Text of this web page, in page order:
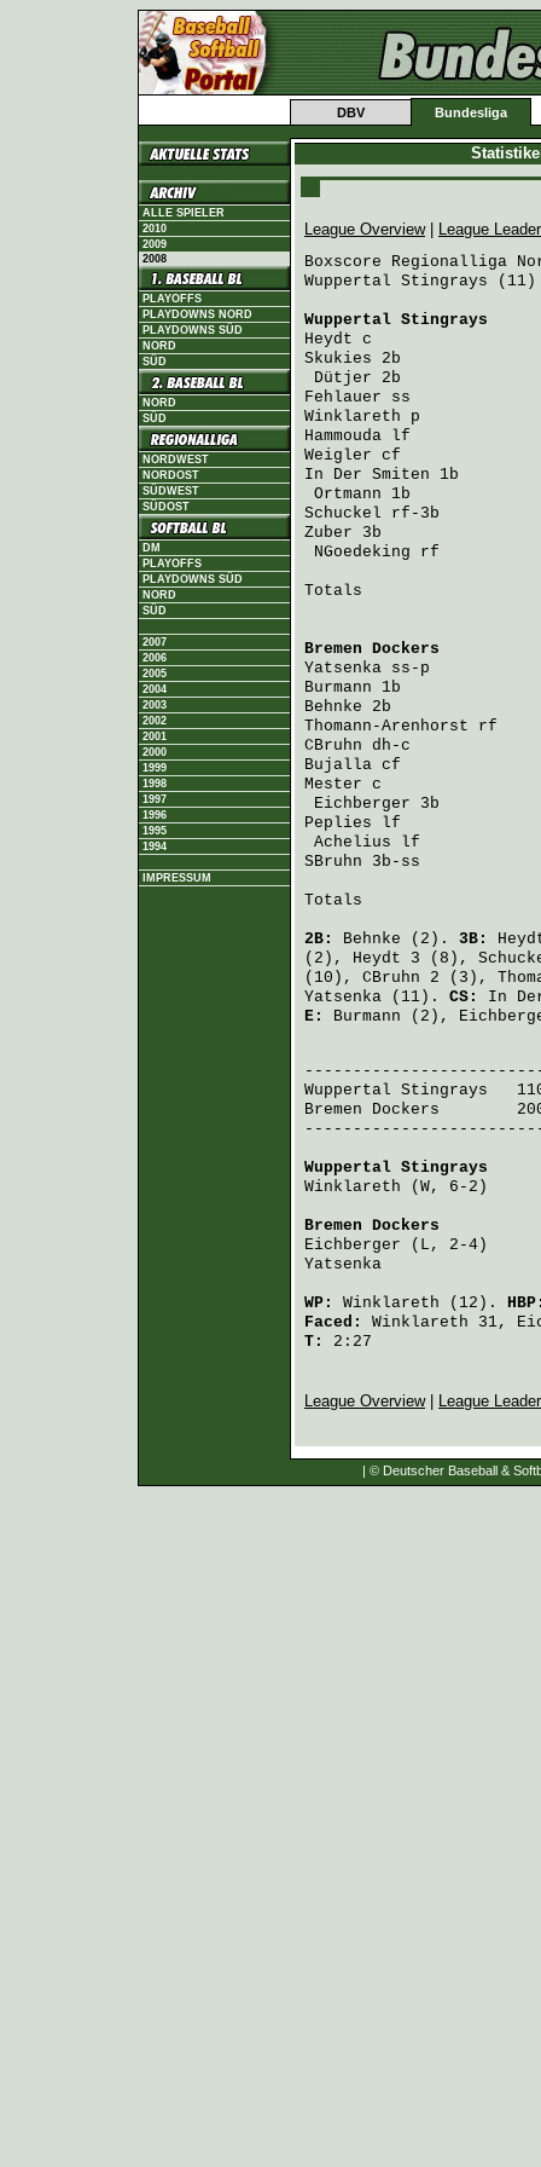
DBV Bundesliga
ALLE SPIELER
2010
2009
2008
PLAYOFFS
PLAYDOWNS NORD
PLAYDOWNS SÜD
NORD
SÜD
NORD
SÜD
NORDWEST
NORDOST
SÜDWEST
SÜDOST
DM
PLAYOFFS
PLAYDOWNS SÜD
NORD
SÜD
2007
2006
2005
2004
2003
2002
2001
2000
1999
1998
1997
1996
1995
1994
IMPRESSUM
League Overview|
League
Boxscore Regionalliga
Wuppertal Stingrays (11)
Wuppertal Stingrays
Heydt c
Skukies 2b
Dütjer 2b
Fehlauer ss
Winklareth p
Hammouda lf
Weigler cf
In Der Smiten 1b
Ortmann 1b
Schuckel rf-3b
Zuber 3b
NGoedeking rf
Totals
Bremen Dockers
Yatsenka ss-p
Burmann 1b
Behnke 2b
Thomann-Arenhorst rf
CBruhn dh-c
Bujalla cf
Mester c
Eichberger 3b
Peplies lf                1
Achelius lf
SBruhn 3b-ss
Totals
2B: Behnke (2). 3B:
(2), Heydt 3 (8),
(10), CBruhn 2 (3),
Yatsenka (11). CS: In
E: Burmann (2),
Wuppertal Stingrays
Bremen Dockers
Wuppertal Stingrays
Winklareth (W, 6-2)
Bremen Dockers
Eichberger (L, 2-4)
Yatsenka
WP: Winklareth (12).
Faced: Winklareth 31,
T:
2:27
League Overview| League
| © Deutscher Baseball &